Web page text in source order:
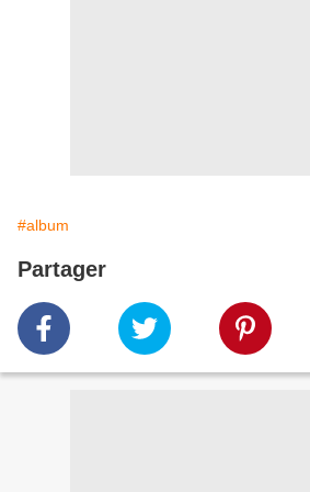
#album
Partager